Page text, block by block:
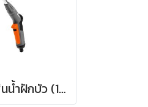
Gardena หัวพ่นน้ำฝักบัว (18330-20)